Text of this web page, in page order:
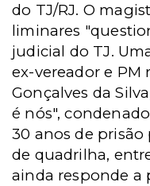
do TJ/RJ. O
liminares
judicial do TJ.
ex-vereador e PM
Gonçalves da
é nós",
30 anos de prisão
de quadrilha,
ainda responde a